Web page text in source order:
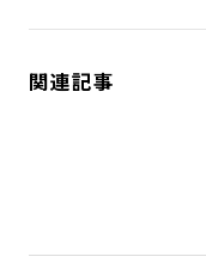
関連記事